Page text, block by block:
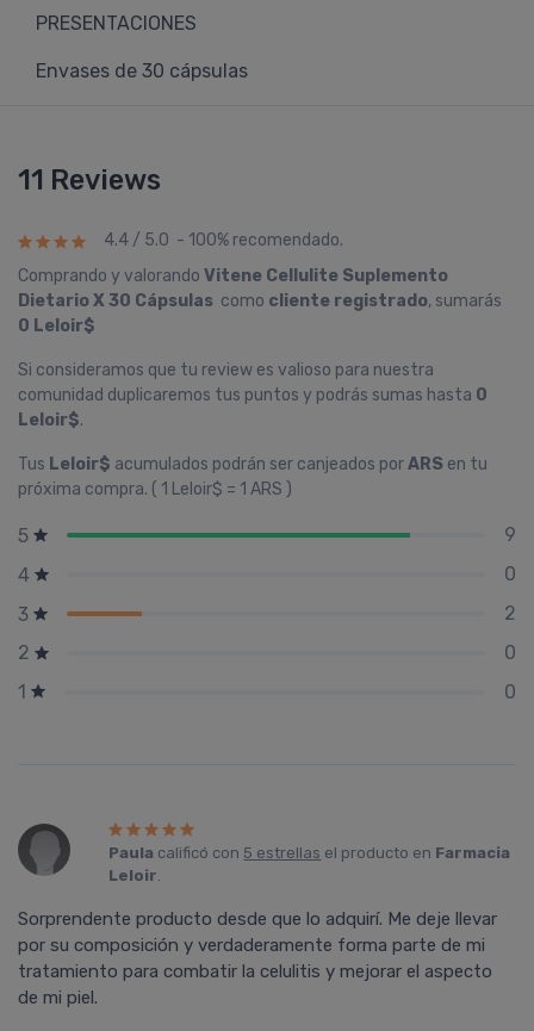
PRESENTACIONES
Envases de 30 cápsulas
11 Reviews
4.4 / 5.0 - 100% recomendado.
Comprando y valorando Vitene Cellulite Suplemento
Dietario X 30 Cápsulas como cliente registrado, sumarás
0 Leloir$
Si consideramos que tu review es valioso para nuestra
comunidad duplicaremos tus puntos y podrás sumas hasta 0
Leloir$.
Tus Leloir$ acumulados podrán ser canjeados porARS en tu
próxima compra. ( 1 Leloir$ = 1 ARS )
5
9
4
0
3
2
2
0
1
0
Paula calificó con 5 estrellas el producto en Farmacia
Leloir.
Sorprendente producto desde que lo adquirí. Me deje llevar
por su composición y verdaderamente forma parte de mi
tratamiento para combatir la celulitis y mejorar el aspecto
de mi piel.